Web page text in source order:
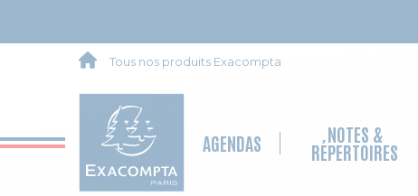
Tous nos produits Exacompta
AGENDAS NOTES &
RÉPERTOIRES